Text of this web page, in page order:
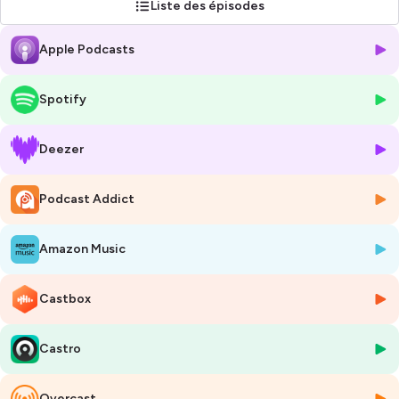
doivent avancer dans un environnement devenu complexe, sans
s’épuiser ni se perdre en chemin.
Ici, on parle de ce que vivent réellement celles et ceux qui ne rentrent
pas facilement dans une case :
La surcharge mentale.
La dispersion.
La fatigue décisionnelle.
Les projets qui se concurrencent.
La perte de clarté.
Les passages de cap.
L’envie de liberté, sans renoncer à l’ambition.
Le besoin de structure, sans étouffer sa créativité.
Mais surtout, on cherche des solutions concrètes.
Comment comprendre votre propre fonctionnement ?
Liste des épisodes
Apple Podcasts
Spotify
Deezer
Podcast Addict
Amazon Music
Castbox
Castro